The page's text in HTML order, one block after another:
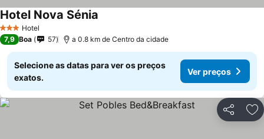
3 EstrelasHotel
Hotel Nova Sénia
7,9 Boa 57 a 0.8 km de Centro da cidade
Selecione as datas para ver os preços
exatos.
Ver preços
Partilhar